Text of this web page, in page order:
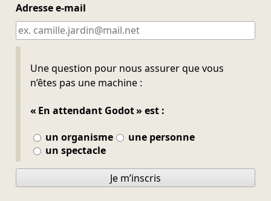
Adresse e-mail
Une question pour nous assurer que vous
n’êtes pas une machine :
« En attendant Godot » est :
un organisme
une personne
un spectacle
Ne pas remplir
Je m’inscris